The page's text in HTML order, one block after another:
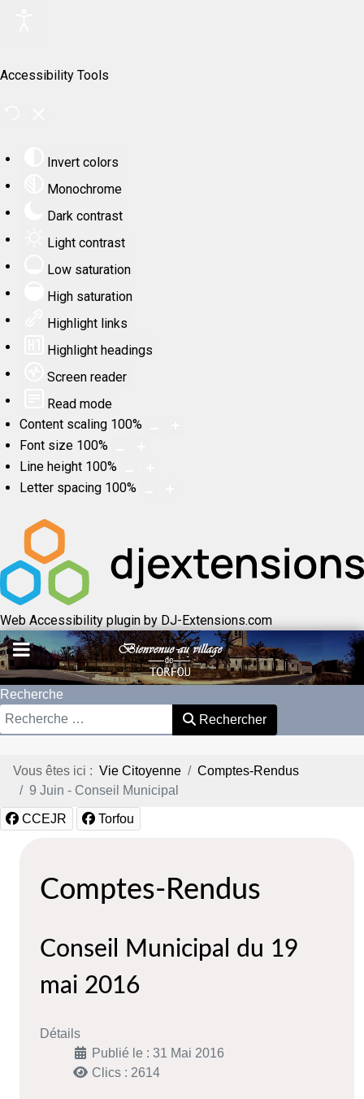
Accessibility Tools
Invert colors
Monochrome
Dark contrast
Light contrast
Low saturation
High saturation
Highlight links
Highlight headings
Screen reader
Read mode
Content scaling 100%
Font size 100%
Line height 100%
Letter spacing 100%
Web Accessibility plugin by DJ-Extensions.com
Recherche
Rechercher
Vous êtes ici : Vie Citoyenne
Comptes-Rendus
9 Juin - Conseil Municipal
CCEJR Torfou
Comptes-Rendus
Conseil Municipal du 19
mai 2016
Détails
Publié le : 31 Mai 2016
Clics : 2614